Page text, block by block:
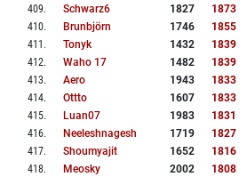
409. Schwarz6 1827 1873
410. Brunbjörn 1746 1855
411 . Tonyk 1432 1839
412. Waho 17 1482 1839
413. Aero 1943 1833
414. Ottto 1607 1833
415. Luan07 1983 1831
416. Neeleshnagesh 1719 1827
417. Shoumyajit 1652 1816
418. Meosky 2002 1808